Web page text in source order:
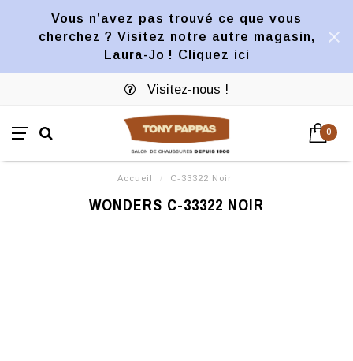
Vous n’avez pas trouvé ce que vous
cherchez ? Visitez notre autre magasin,
Laura-Jo ! Cliquez ici
Visitez-nous !
0
Accueil / C-33322 Noir
WONDERS C-33322 NOIR